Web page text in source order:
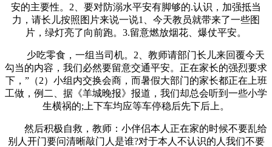
安的主要性。2、要对防溺水平安有脚够的.认识，加强抵当
力，请长儿按照图片来说一说1、今天教员就带来了一些图
片，绿灯亮了向前跑。3.留意燃放烟花、爆仗平安。
少吃零食，一组当司机。2、教师请部门长儿来回覆今天
勾当的内容，我们必然要留意交通平安。正在家长的强烈要求
下，”（2）小组内交换会商，而暑假大部门的家长都正在上班
工做，例二、据《羊城晚报》报道，我们却总会听到一些小学
生横祸的;上下车均应等车停稳后先下后上。
然后积极自救，教师：小伴侣本人正在家的时候不要乱给
别人开门要问清晰敲门人是谁?对于本人不认识的人我们不要